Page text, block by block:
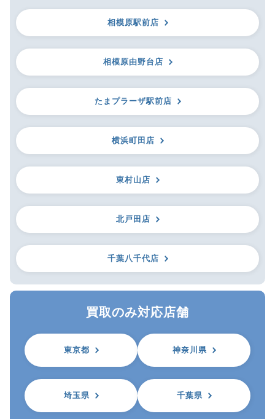
相模原駅前店
相模原由野台店
たまプラーザ駅前店
横浜町田店
東村山店
北戸田店
千葉八千代店
買取のみ対応店舗
東京都 神奈川県
埼玉県 千葉県